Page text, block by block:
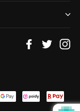
Facebook
Twitter